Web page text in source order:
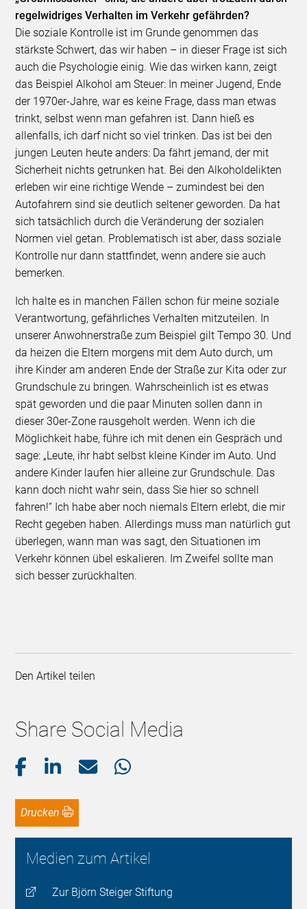
regelwidriges Verhalten im Verkehr gefährden?
Die soziale Kontrolle ist im Grunde genommen das
stärkste Schwert, das wir haben – in dieser Frage ist sich
auch die Psychologie einig. Wie das wirken kann, zeigt
das Beispiel Alkohol am Steuer: In meiner Jugend, Ende
der 1970er-Jahre, war es keine Frage, dass man etwas
trinkt, selbst wenn man gefahren ist. Dann hieß es
allenfalls, ich darf nicht so viel trinken. Das ist bei den
jungen Leuten heute anders: Da fährt jemand, der mit
Sicherheit nichts getrunken hat. Bei den Alkoholdelikten
erleben wir eine richtige Wende – zumindest bei den
Autofahrern sind sie deutlich seltener geworden. Da hat
sich tatsächlich durch die Veränderung der sozialen
Normen viel getan. Problematisch ist aber, dass soziale
Kontrolle nur dann stattfindet, wenn andere sie auch
bemerken.
Ich halte es in manchen Fällen schon für meine soziale
Verantwortung, gefährliches Verhalten mitzuteilen. In
unserer Anwohnerstraße zum Beispiel gilt Tempo 30. Und
da heizen die Eltern morgens mit dem Auto durch, um
ihre Kinder am anderen Ende der Straße zur Kita oder zur
Grundschule zu bringen. Wahrscheinlich ist es etwas
spät geworden und die paar Minuten sollen dann in
dieser 30er-Zone rausgeholt werden. Wenn ich die
Möglichkeit habe, führe ich mit denen ein Gespräch und
sage: „Leute, ihr habt selbst kleine Kinder im Auto. Und
andere Kinder laufen hier alleine zur Grundschule. Das
kann doch nicht wahr sein, dass Sie hier so schnell
fahren!“ Ich habe aber noch niemals Eltern erlebt, die mir
Recht gegeben haben. Allerdings muss man natürlich gut
überlegen, wann man was sagt, den Situationen im
Verkehr können übel eskalieren. Im Zweifel sollte man
sich besser zurückhalten.
Den Artikel teilen
Share Social Media
Drucken
Medien zum Artikel
Zur Björn Steiger Stiftung